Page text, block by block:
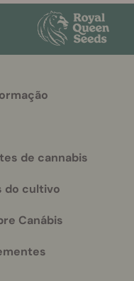
de cannabis
do cultivo
Canábis